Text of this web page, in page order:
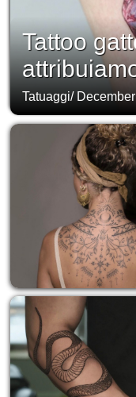
Tattoo
Tatuaggi/